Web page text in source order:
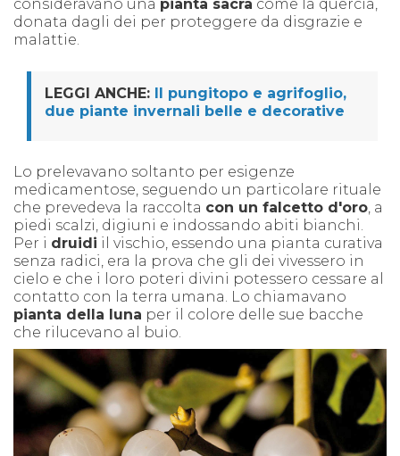
consideravano una pianta sacra come la quercia,
donata dagli dei per proteggere da disgrazie e
malattie.
LEGGI ANCHE: Il pungitopo e agrifoglio,
due piante invernali belle e decorative
Lo prelevavano soltanto per esigenze
medicamentose, seguendo un particolare rituale
che prevedeva la raccolta con un falcetto d'oro , a
piedi scalzi, digiuni e indossando abiti bianchi.
Per i druidi il vischio, essendo una pianta curativa
senza radici, era la prova che gli dei vivessero in
cielo e che i loro poteri divini potessero cessare al
contatto con la terra umana. Lo chiamavano
pianta della luna per il colore delle sue bacche
che rilucevano al buio.